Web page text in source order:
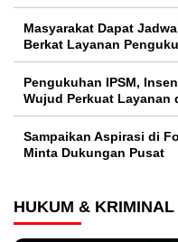
Masyarakat Dapat
Berkat Layanan
Pengukuhan IPSM,
Wujud Perkuat Layanan
Sampaikan Aspirasi di
Minta Dukungan Pusat
HUKUM & KRIMINAL